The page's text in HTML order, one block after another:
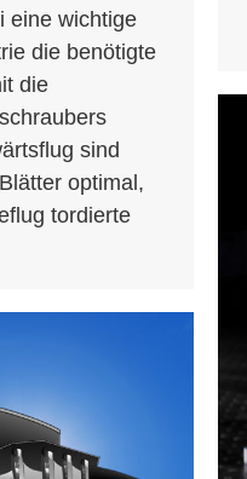
eine wichtige
die benötigte
die
sind
optimal,
tordierte